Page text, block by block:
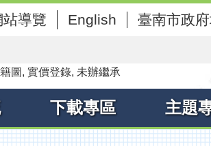
站導覽 English 臺南市政
圖 實價登錄 未辦繼承
下載專區 主題